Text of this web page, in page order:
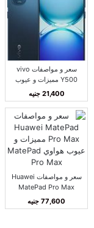
سعر و مواصفات vivo
Y500 مميزات و عيوب
فيفو Y500
21,400 جنيه
سعر و مواصفات Huawei
MatePad Pro Max
مميزات و عيوب هواوي
MatePad Pro Max
77,600 جنيه